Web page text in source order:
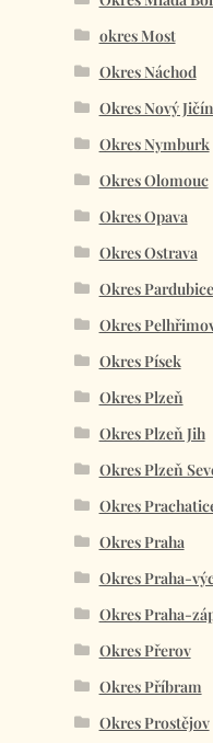
okres Most
Okres Náchod
Okres Nový Jičín
Okres Nymburk
Okres Olomouc
Okres Opava
Okres Ostrava
Okres Pardubice
Okres
Okres Písek
Okres Plzeň
Okres Plzeň Jih
Okres Plzeň
Okres
Okres Praha
Okres Praha-
Okres Praha-
Okres Přerov
Okres Příbram
Okres Prostějov